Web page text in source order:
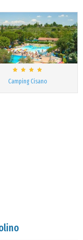
Camping Cisano